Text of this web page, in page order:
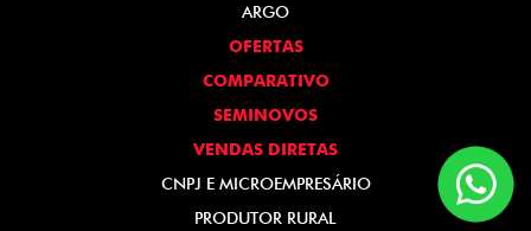
ARGO
OFERTAS
COMPARATIVO
SEMINOVOS
VENDAS DIRETAS
CNPJ E MICROEMPRESÁRIO
PRODUTOR RURAL